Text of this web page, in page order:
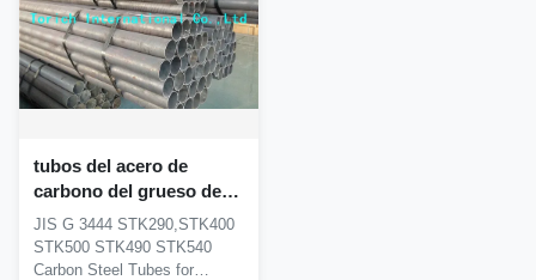
tubos del acero de
carbono del grueso de
pared de 50m m para los
propósitos estructurales
generales
JIS G 3444 STK290,STK400
STK500 STK490 STK540
Carbon Steel Tubes for